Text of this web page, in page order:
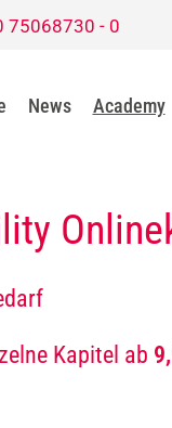
75068730 - 0
News Academy
Kapitel ab